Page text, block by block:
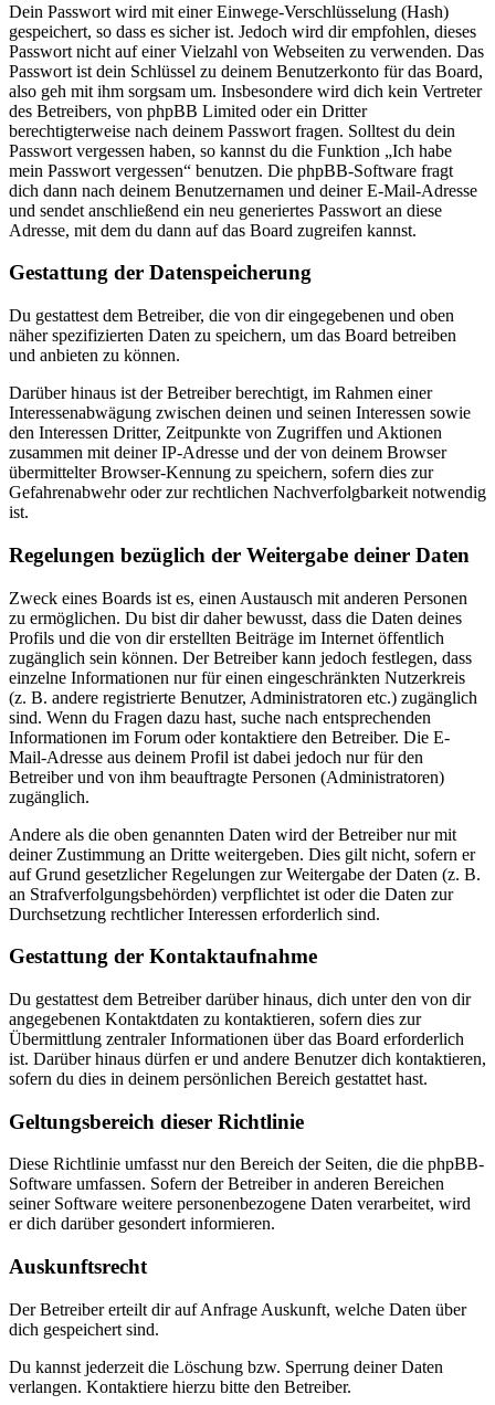
Dein Passwort wird mit einer Einwege-Verschlüsselung (Hash)
gespeichert, so dass es sicher ist. Jedoch wird dir empfohlen, dieses
Passwort nicht auf einer Vielzahl von Webseiten zu verwenden. Das
Passwort ist dein Schlüssel zu deinem Benutzerkonto für das Board,
also geh mit ihm sorgsam um. Insbesondere wird dich kein Vertreter
des Betreibers, von phpBB Limited oder ein Dritter
berechtigterweise nach deinem Passwort fragen. Solltest du dein
Passwort vergessen haben, so kannst du die Funktion „Ich habe
mein Passwort vergessen“ benutzen. Die phpBB-Software fragt
dich dann nach deinem Benutzernamen und deiner E-Mail-Adresse
und sendet anschließend ein neu generiertes Passwort an diese
Adresse, mit dem du dann auf das Board zugreifen kannst.
Gestattung der Datenspeicherung
Du gestattest dem Betreiber, die von dir eingegebenen und oben
näher spezifizierten Daten zu speichern, um das Board betreiben
und anbieten zu können.
Darüber hinaus ist der Betreiber berechtigt, im Rahmen einer
Interessenabwägung zwischen deinen und seinen Interessen sowie
den Interessen Dritter, Zeitpunkte von Zugriffen und Aktionen
zusammen mit deiner IP-Adresse und der von deinem Browser
übermittelter Browser-Kennung zu speichern, sofern dies zur
Gefahrenabwehr oder zur rechtlichen Nachverfolgbarkeit notwendig
ist.
Regelungen bezüglich der Weitergabe deiner Daten
Zweck eines Boards ist es, einen Austausch mit anderen Personen
zu ermöglichen. Du bist dir daher bewusst, dass die Daten deines
Profils und die von dir erstellten Beiträge im Internet öffentlich
zugänglich sein können. Der Betreiber kann jedoch festlegen, dass
einzelne Informationen nur für einen eingeschränkten Nutzerkreis
(z. B. andere registrierte Benutzer, Administratoren etc.) zugänglich
sind. Wenn du Fragen dazu hast, suche nach entsprechenden
Informationen im Forum oder kontaktiere den Betreiber. Die E-
Mail-Adresse aus deinem Profil ist dabei jedoch nur für den
Betreiber und von ihm beauftragte Personen (Administratoren)
zugänglich.
Andere als die oben genannten Daten wird der Betreiber nur mit
deiner Zustimmung an Dritte weitergeben. Dies gilt nicht, sofern er
auf Grund gesetzlicher Regelungen zur Weitergabe der Daten (z. B.
an Strafverfolgungsbehörden) verpflichtet ist oder die Daten zur
Durchsetzung rechtlicher Interessen erforderlich sind.
Gestattung der Kontaktaufnahme
Du gestattest dem Betreiber darüber hinaus, dich unter den von dir
angegebenen Kontaktdaten zu kontaktieren, sofern dies zur
Übermittlung zentraler Informationen über das Board erforderlich
ist. Darüber hinaus dürfen er und andere Benutzer dich kontaktieren,
sofern du dies in deinem persönlichen Bereich gestattet hast.
Geltungsbereich dieser Richtlinie
Diese Richtlinie umfasst nur den Bereich der Seiten, die die phpBB-
Software umfassen. Sofern der Betreiber in anderen Bereichen
seiner Software weitere personenbezogene Daten verarbeitet, wird
er dich darüber gesondert informieren.
Auskunftsrecht
Der Betreiber erteilt dir auf Anfrage Auskunft, welche Daten über
dich gespeichert sind.
Du kannst jederzeit die Löschung bzw. Sperrung deiner Daten
verlangen. Kontaktiere hierzu bitte den Betreiber.